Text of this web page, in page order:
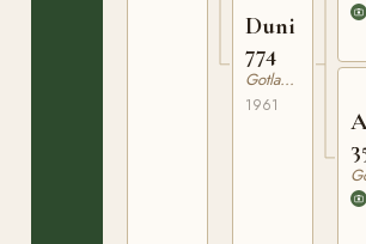
Duni
774
Gotlandsruss
1961